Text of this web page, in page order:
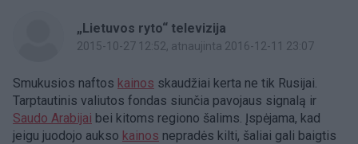
„Lietuvos ryto“ televizija
2015-10-27 12:52, atnaujinta 2016-12-11 23:07
Smukusios naftos kainos skaudžiai kerta ne tik Rusijai.
Tarptautinis valiutos fondas siunčia pavojaus signalą ir
Saudo Arabijai bei kitoms regiono šalims. Įspėjama, kad
jeigu juodojo aukso kainos nepradės kilti, šaliai gali baigtis